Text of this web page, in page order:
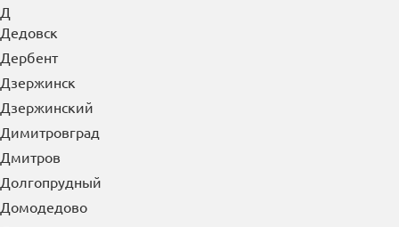
Гуково
Гусь-Хрустальный
Д
Дедовск
Дербент
Дзержинск
Дзержинский
Димитровград
Дмитров